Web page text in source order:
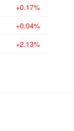
+0.17%
+0.04%
+2.13%